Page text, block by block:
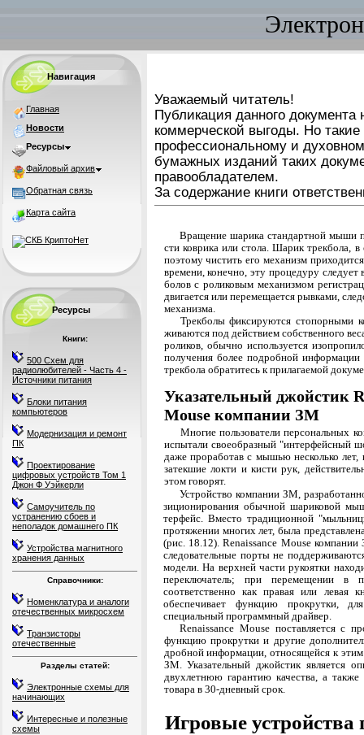
Навигация
Главная
Новости
Ресурсы
Файловый архив
Обратная связь
Карта сайта
Ресурсы
Книги:
500 Схем для
радиолюбителей - Часть 4 -
Источники питания
Блоки питания
компьютеров
Модернизация и ремонт
ПК
Проектирование
цифровых устройств Том 1
Джон Ф Уэйкерли
Самоучитель по
устранению сбоев и
неполадок домашнего ПК
Устройства магнитного
хранения данных
Справочники:
Номенклатура и аналоги
отечественных микросхем
Транзисторы
отечественные
Разделы статей:
Электронные схемы для
начинающих
Интересные и полезные
схемы
Уважаемый читатель!
Публикация данного документа
коммерческой выгоды. Но
профессиональному и
бумажных изданий таких
правообладателем.
За содержание книги
Вращение шарика стандартной мыши
сти коврика или стола. Шарик трекбола,
поэтому чистить его механизм
времени, конечно, эту процедуру
болов с роликовым механизмом
двигается или перемещается рывками,
механизма.
Трекболы фиксируются стопорными
живаются под действием собственного
роликов, обычно используется
получения более подробной
трекбола обратитесь к прилагаемой
Указательный джойстик
Mouse компании ЗМ
Многие пользователи персональных
испытали своеобразный
даже проработав с мышью несколько лет,
затекшие локти и кисти рук,
этом говорят.
Устройство компании ЗМ,
зиционирования обычной шариковой
терфейс. Вместо традиционной
протяжении многих лет, была
(рис. 18.12). Renaissance Mouse
следовательные порты не
модели. На верхней части рукоятки
переключатель; при перемещении
соответствен­но как правая или левая
обеспечивает функ­цию прокрутки,
специальный программный драйвер.
Renaissance Mouse поставляется с
функцию прокрутки и другие
дробной информации, относящейся к
ЗМ. Указательный джойстик является
двух­летнюю гарантию качества, а
товара в 30-дневный срок.
Игровые устройства